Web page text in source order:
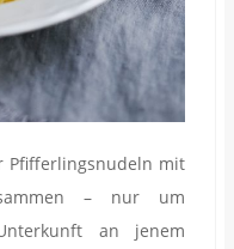
Pfifferlingsnudeln mit
– nur um
an jenem